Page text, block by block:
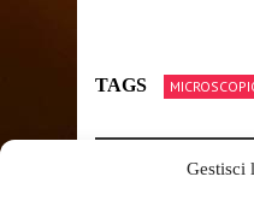
Gestisci
TAGS